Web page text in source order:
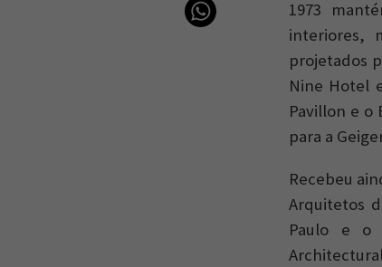
1973
interiores,
projetados
Nine Hotel
Pavillon e o
para a
Recebeu
Arquitetos
Paulo e o